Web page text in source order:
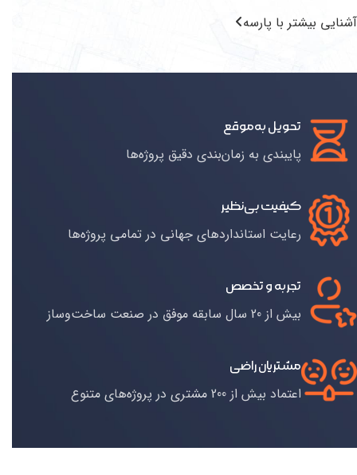
آشنایی بیشتر با پارسه
تحویل به‌موقع
پایبندی به زمان‌بندی دقیق پروژه‌ها
کیفیت بی‌نظیر
رعایت استانداردهای جهانی در تمامی پروژه‌ها
تجربه و تخصص
بیش از 20 سال سابقه موفق در صنعت ساخت‌وساز
مشتریان راضی
اعتماد بیش از 200 مشتری در پروژه‌های متنوع